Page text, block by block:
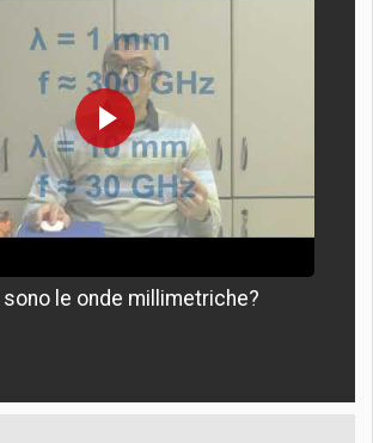
sono le onde millimetriche?